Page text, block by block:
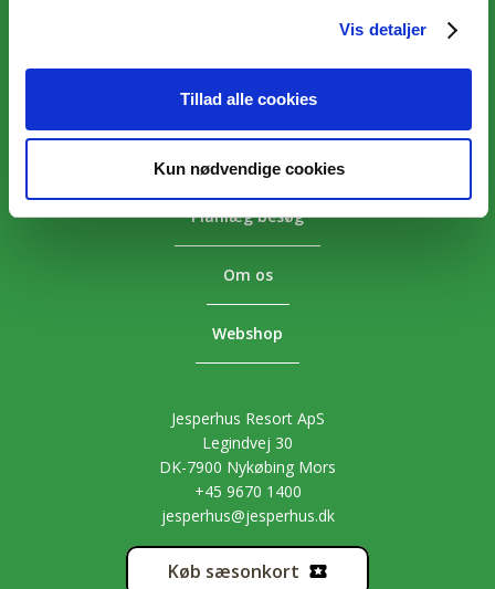
Vis detaljer
Tillad alle cookies
Kun nødvendige cookies
Aktiviteter
Priser
Planlæg besøg
Om os
Webshop
Jesperhus Resort ApS
Legindvej 30
DK-7900 Nykøbing Mors
+45 9670 1400
jesperhus@jesperhus.dk
Køb sæsonkort